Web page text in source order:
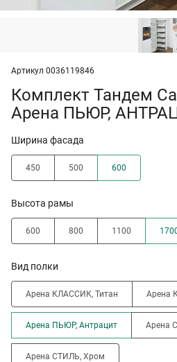
Артикул 0036119846
Комплект Тандем
Арена ПЬЮР,
Ширина фасада
450 500 600
Высота рамы
600 800 1100
Вид полки
Арена КЛАССИК, Титан Арена
Арена ПЬЮР, Антрацит Арена
Арена СТИЛЬ, Хром